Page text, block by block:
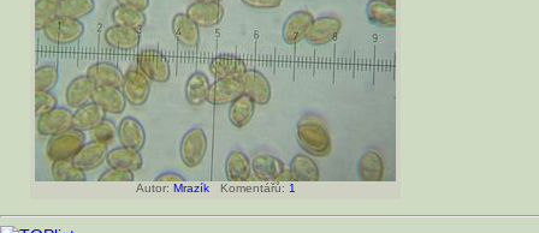
Autor: MrazíkKomentářů: 1